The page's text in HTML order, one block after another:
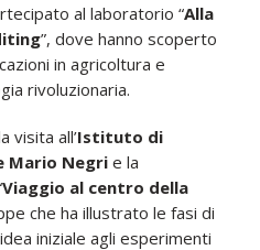
al laboratorio “Alla
”, dove hanno scoperto
in agricoltura e
rivoluzionaria.
visita all’Istituto di
Mario Negrie la
Viaggio al centro della
che ha illustrato le fasi di
iniziale agli esperimenti